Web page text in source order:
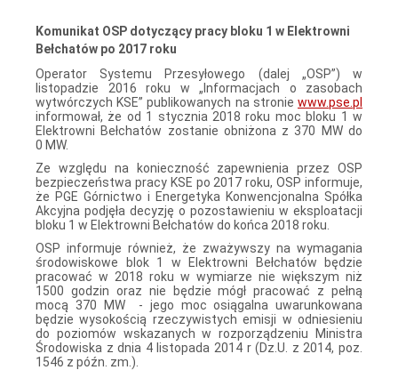
Komunikat OSP dotyczący pracy bloku 1 w Elektrowni
Bełchatów po 2017 roku
Operator Systemu Przesyłowego (dalej „OSP”) w
listopadzie 2016 roku w „Informacjach o zasobach
wytwórczych KSE” publikowanych na stronie www.pse.pl
informował, że od 1 stycznia 2018 roku moc bloku 1 w
Elektrowni Bełchatów zostanie obniżona z 370 MW do
0 MW.
Ze względu na konieczność zapewnienia przez OSP
bezpieczeństwa pracy KSE po 2017 roku, OSP informuje,
że PGE Górnictwo i Energetyka Konwencjonalna Spółka
Akcyjna podjęła decyzję o pozostawieniu w eksploatacji
bloku 1 w Elektrowni Bełchatów do końca 2018 roku.
OSP informuje również, że zważywszy na wymagania
środowiskowe blok 1 w Elektrowni Bełchatów będzie
pracować w 2018 roku w wymiarze nie większym niż
1500 godzin oraz nie będzie mógł pracować z pełną
mocą 370 MW - jego moc osiągalna uwarunkowana
będzie wysokością rzeczywistych emisji w odniesieniu
do poziomów wskazanych w rozporządzeniu Ministra
Środowiska z dnia 4 listopada 2014 r (Dz.U. z 2014, poz.
1546 z późn. zm.).